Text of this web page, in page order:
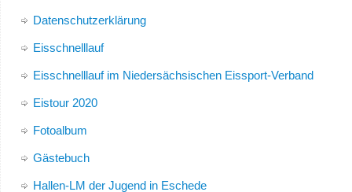
Datenschutzerklärung
Eisschnelllauf
Eisschnelllauf im Niedersächsischen Eissport-Verband
Eistour 2020
Fotoalbum
Gästebuch
Hallen-LM der Jugend in Eschede